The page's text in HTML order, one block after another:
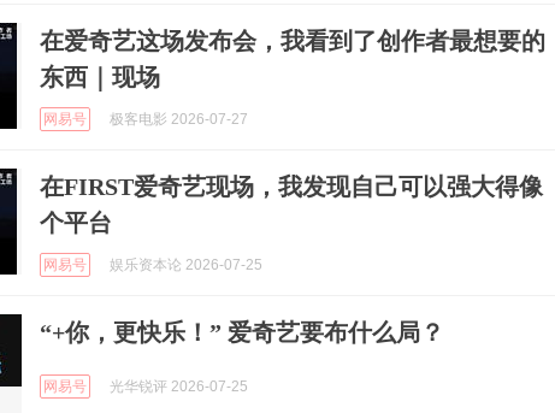
在爱奇艺这场发布会，我看到了创作者最想要的
东西｜现场
网易号 极客电影 2026-07-27
在FIRST爱奇艺现场，我发现自己可以强大得像
个平台
网易号 娱乐资本论 2026-07-25
“+你，更快乐！” 爱奇艺要布什么局？
网易号 光华锐评 2026-07-25